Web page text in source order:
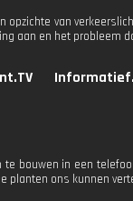
van
aan en het probleem
bouwen in een
planten ons kunnen